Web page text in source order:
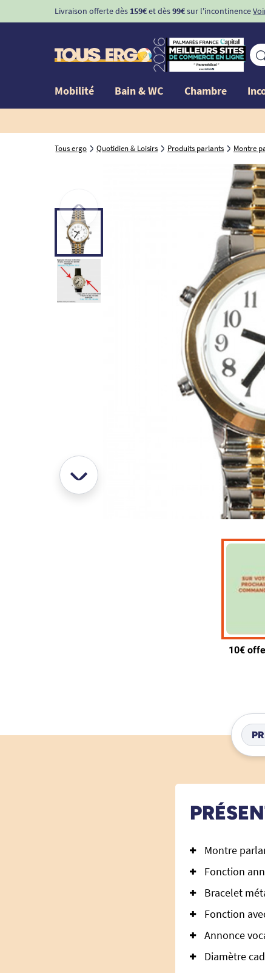
Livraison offerte dès 159€et dès99€sur l'incontinence
Mobilité Bain & WC Chambre
Tous ergo Quotidien & Loisirs Produits parlants Montre
Montre
Fonction
Bracelet
Fonction
Annonce
Diamètre